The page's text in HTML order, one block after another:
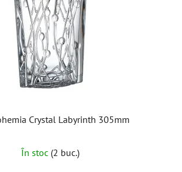
Crystal Labyrinth 305mm
În stoc (2 buc.)